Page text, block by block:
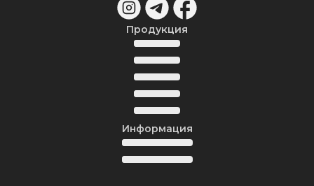
Продукция
Информация